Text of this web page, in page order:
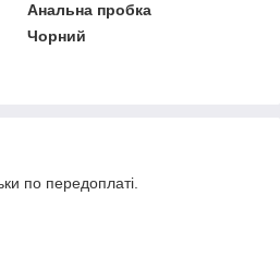
Анальна пробка
Чорний
по передоплаті.